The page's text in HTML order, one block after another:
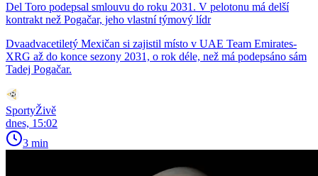
Del Toro podepsal smlouvu do roku 2031. V pelotonu má delší
kontrakt než Pogačar, jeho vlastní týmový lídr
Dvaadvacetiletý Mexičan si zajistil místo v UAE Team Emirates-
XRG až do konce sezony 2031, o rok déle, než má podepsáno sám
Tadej Pogačar.
SportyŽivě
dnes, 15:02
3 min